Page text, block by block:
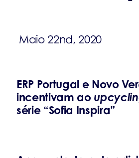
Maio 22nd, 2020
ERP Portugal e Novo
incentivam ao
série “Sofia Inspira”